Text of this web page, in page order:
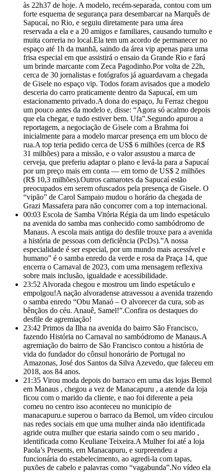
às 22h37 de hoje. A modelo, recém-separada, contou com um
forte esquema de segurança para desembarcar na Marquês de
Sapucaí, no Rio, e seguiu diretamente para uma área
reservada a ela e a 20 amigos e familiares, causando tumulto e
muita correria no local.Ela tem um acordo de permanecer no
espaço até 1h da manhã, saindo da área vip apenas para uma
frisa especial em que assistirá o ensaio da Grande Rio e fará
um brinde marcante com Zeca Pagodinho.Por volta de 22h,
cerca de 30 jornalistas e fotógrafos já aguardavam a chegada
de Gisele no espaço vip. Todos foram avisados que a modelo
desceria do carro praticamente dentro da Sapucaí, em um
estacionamento privado.A dona do espaço, Ju Ferraz chegou
um pouco antes da modelo e, disse: “Agora só acalmo depois
que ela chegar, e tudo estiver bem. Ufa”.Segundo apurou a
reportagem, a negociação de Gisele com a Brahma foi
inicialmente para a modelo marcar presença em um bloco de
rua.A top teria pedido cerca de US$ 6 milhões (cerca de R$
31 milhões) para a missão, e o valor assustou a marca de
cerveja, que preferiu adaptar o plano e levá-la para a Sapucaí
por um preço mais em conta — em torno de US$ 2 milhões
(R$ 10,3 milhões).Outros camarotes da Sapucaí estão
preocupados em serem ofuscados pela presença de Gisele. O
“vipão” de Carol Sampaio mudou o horário da chegada de
Grazi Massafera para não concorrer com a top internacional.
00:03 Escola de Samba Vitória Régia da um lindo espetáculo
na avenida do samba mas conhecido como sambódromo de
Manaus. A escola mais antiga do desfile trouxe para a avenida
a história de pessoas com deficiência (PcDs).”A nossa
especialidade é ser especial, por um mundo mais acessível e
humano” é o samba enredo da verde e rosa da Praça 14, que
encerra o Carnaval de 2023, com uma mensagem reflexiva
sobre mais inclusão, igualdade e acessibilidade.
23:52 Alvorada chegou e mostrou um lindo espetáculo e
empolgou!A nação alvoradense atravessou a avenida trazendo
o samba enredo “Obu Manaó – O alvorecer da cura, sob as
bênçãos do céu. Anauê, Samel!”.Confira os destaques do
desfile de agremiação!
23:42 Primos da Ilha na avenida do bairro São Francisco,
fazendo História no Carnaval no sambódromo de Manaus.A
agremiação do bairro de São Francisco contou a história de
vida do fundador do cônsul honorário de Portugal no
Amazonas, José dos Santos da Silva Azevedo, que faleceu em
2018, aos 84 anos.
21:35 Virou moda depois do barraco em uma das lojas Bemol
em Manaus , chegou a vez de Manacapuru , a atende da loja
ficou com o marido da cliente, e nao foi diferente a peia
comeu no centro isso aconteceu no municipio de
manacapuru.e superou o barraco da Bemol, um vídeo circulou
nas redes sociais em que uma mulher ainda não identificada
agride outra mulher que estaria saindo com o seu marido ,
identificada como Keuliane Teixeira.A Mulher foi até a loja
Paola’s Presents, em Manacapuru, e surpreendeu a
funcionária do estabelecimento, ao agredi-la com tapas,
puxões de cabelo e palavras como “vagabunda”.No vídeo ela